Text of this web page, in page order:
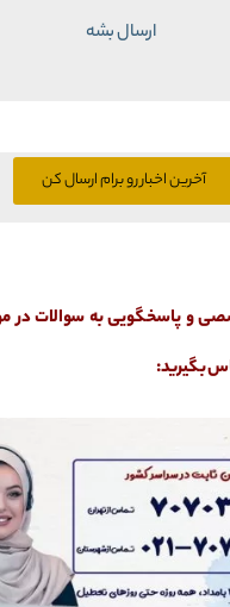
ارسال بشه
آخرین اخبار رو برام ارسال کن
و پاسخگویی به سوالات در
بگیرید: